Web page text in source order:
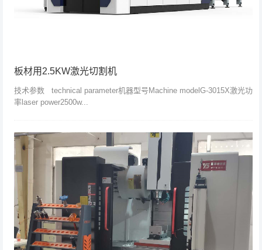
板材用2.5KW激光切割机
技术参数 technical parameter机器型号Machine modelG-3015X激光功
率laser power2500w...